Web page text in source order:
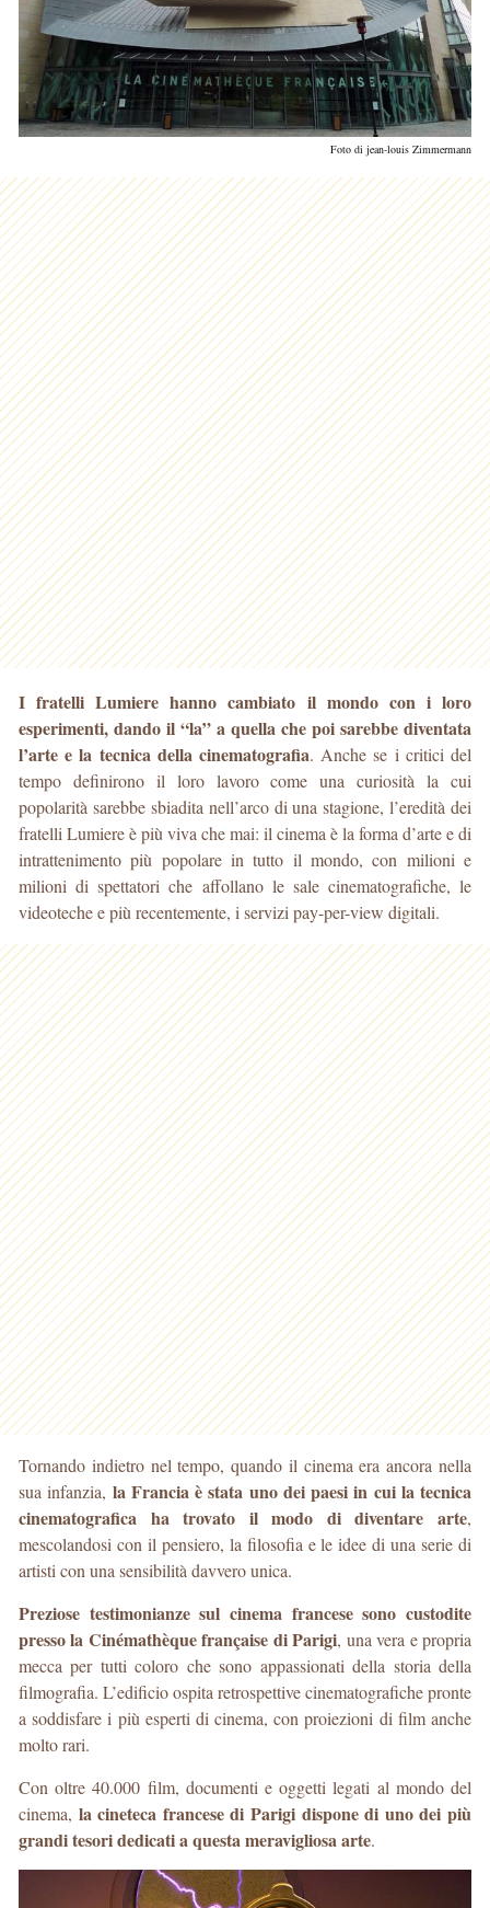
Foto di jean-louis Zimmermann
I fratelli Lumiere hanno cambiato il mondo con i loro
esperimenti, dando il “la” a quella che poi sarebbe diventata
l’arte e la tecnica della cinematografia. Anche se i critici del
tempo definirono il loro lavoro come una curiosità la cui
popolarità sarebbe sbiadita nell’arco di una stagione, l’eredità dei
fratelli Lumiere è più viva che mai: il cinema è la forma d’arte e di
intrattenimento più popolare in tutto il mondo, con milioni e
milioni di spettatori che affollano le sale cinematografiche, le
videoteche e più recentemente, i servizi pay-per-view digitali.
Tornando indietro nel tempo, quando il cinema era ancora nella
sua infanzia, la Francia è stata uno dei paesi in cui la tecnica
cinematografica ha trovato il modo di diventare arte,
mescolandosi con il pensiero, la filosofia e le idee di una serie di
artisti con una sensibilità davvero unica.
Preziose testimonianze sul cinema francese sono custodite
presso la Cinémathèque française di Parigi, una vera e propria
mecca per tutti coloro che sono appassionati della storia della
filmografia. L’edificio ospita retrospettive cinematografiche pronte
a soddisfare i più esperti di cinema, con proiezioni di film anche
molto rari.
Con oltre 40.000 film, documenti e oggetti legati al mondo del
cinema, la cineteca francese di Parigi dispone di uno dei più
grandi tesori dedicati a questa meravigliosa arte.